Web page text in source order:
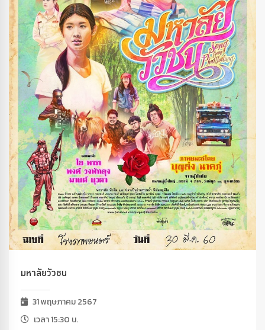
มหาลัยวัวชน
31 พฤษภาคม 2567
เวลา 15:30 น.